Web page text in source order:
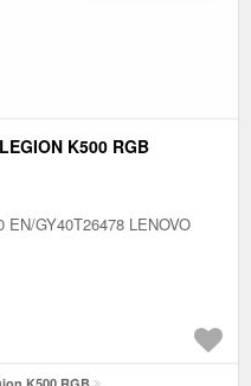
K500 RGB
GY40T26478 LENOVO